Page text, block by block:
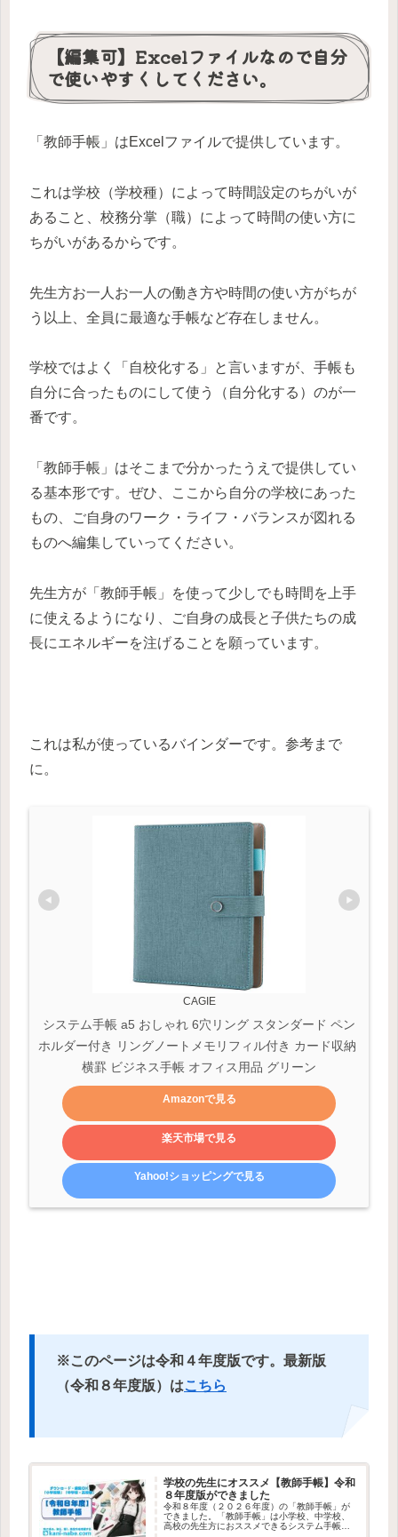
【編集可】Excelファイルなので自分
で使いやすくしてください。
「教師手帳」はExcelファイルで提供しています。
これは学校（学校種）によって時間設定のちがいが
あること、校務分掌（職）によって時間の使い方に
ちがいがあるからです。
先生方お一人お一人の働き方や時間の使い方がちが
う以上、全員に最適な手帳など存在しません。
学校ではよく「自校化する」と言いますが、手帳も
自分に合ったものにして使う（自分化する）のが一
番です。
「教師手帳」はそこまで分かったうえで提供してい
る基本形です。ぜひ、ここから自分の学校にあった
もの、ご自身のワーク・ライフ・バランスが図れる
ものへ編集していってください。
先生方が「教師手帳」を使って少しでも時間を上手
に使えるようになり、ご自身の成長と子供たちの成
長にエネルギーを注げることを願っています。
これは私が使っているバインダーです。参考まで
に。
CAGIE
システム手帳 a5 おしゃれ 6穴リング スタンダード ペン
ホルダー付き リングノートメモリフィル付き カード収納
横罫 ビジネス手帳 オフィス用品 グリーン
Amazonで見る
楽天市場で見る
Yahoo!ショッピングで見る
※このページは令和４年度版です。最新版
（令和８年度版）はこちら
学校の先生にオススメ【教師手帳】令和
８年度版ができました
令和８年度（２０２６年度）の「教師手帳」が
できました。「教師手帳」は小学校、中学校、
高校の先生方におススメできるシステム手帳リ